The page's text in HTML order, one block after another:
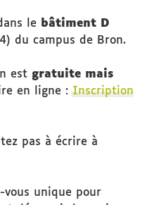
le bâtiment D
du campus de Bron.
est gratuite mais
en ligne : Inscription
pas à écrire à
vous unique pour